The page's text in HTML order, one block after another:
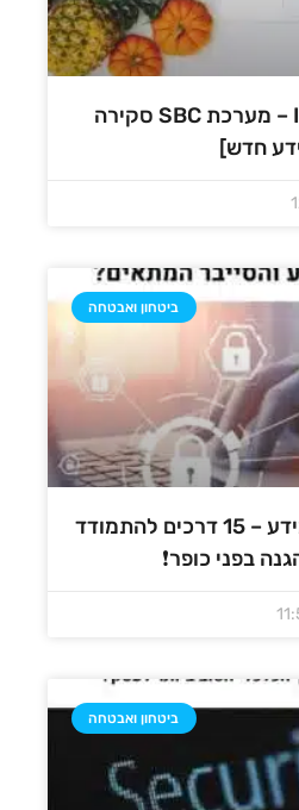
אבטחת מרכזיות IP – מערכת SBC סקירה
חדש]
ביטחון ואבטחה
פתרונות אבטחת מידע – 15 דרכים להתמודד
בפני כופר❗
ביטחון ואבטחה